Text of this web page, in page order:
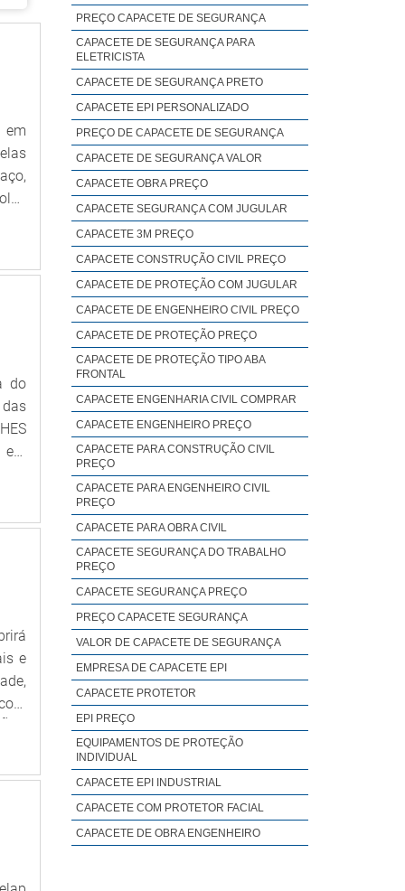
e
em
do
de
é
e
de
PREÇO CAPACETE DE SEGURANÇA
CAPACETE DE SEGURANÇA PARA
ELETRICISTA
CAPACETE DE SEGURANÇA PRETO
CAPACETE EPI PERSONALIZADO
PREÇO DE CAPACETE DE SEGURANÇA
CAPACETE DE SEGURANÇA VALOR
CAPACETE OBRA PREÇO
CAPACETE SEGURANÇA COM JUGULAR
CAPACETE 3M PREÇO
CAPACETE CONSTRUÇÃO CIVIL PREÇO
CAPACETE DE PROTEÇÃO COM JUGULAR
CAPACETE DE ENGENHEIRO CIVIL PREÇO
CAPACETE DE PROTEÇÃO PREÇO
CAPACETE DE PROTEÇÃO TIPO ABA
FRONTAL
CAPACETE ENGENHARIA CIVIL COMPRAR
CAPACETE ENGENHEIRO PREÇO
CAPACETE PARA CONSTRUÇÃO CIVIL
PREÇO
CAPACETE PARA ENGENHEIRO CIVIL
PREÇO
CAPACETE PARA OBRA CIVIL
CAPACETE SEGURANÇA DO TRABALHO
PREÇO
CAPACETE SEGURANÇA PREÇO
PREÇO CAPACETE SEGURANÇA
VALOR DE CAPACETE DE SEGURANÇA
EMPRESA DE CAPACETE EPI
CAPACETE PROTETOR
EPI PREÇO
EQUIPAMENTOS DE PROTEÇÃO
INDIVIDUAL
CAPACETE EPI INDUSTRIAL
CAPACETE COM PROTETOR FACIAL
CAPACETE DE OBRA ENGENHEIRO